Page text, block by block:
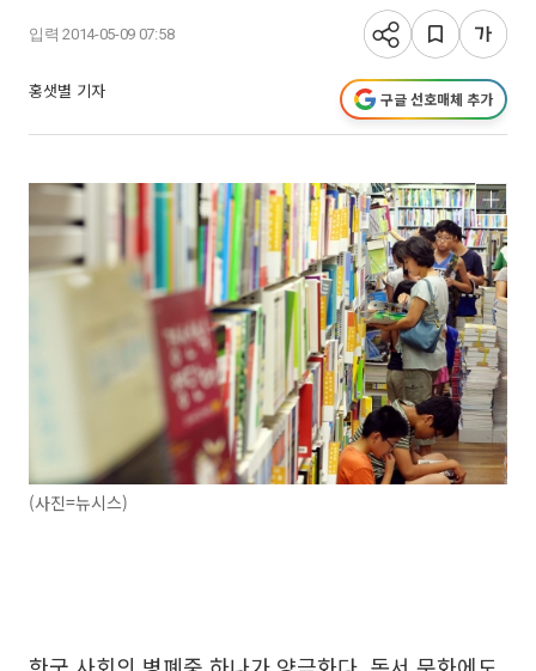
입력 2014-05-09 07:58
홍샛별 기자 구글 선호매체 추가
(사진=뉴시스)